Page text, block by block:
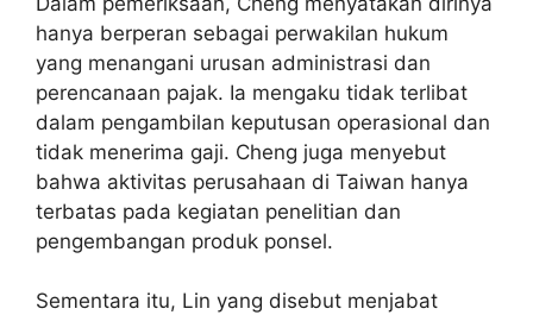
hanya berperan sebagai perwakilan hukum
yang menangani urusan administrasi dan
perencanaan pajak. Ia mengaku tidak terlibat
dalam pengambilan keputusan operasional dan
tidak menerima gaji. Cheng juga menyebut
bahwa aktivitas perusahaan di Taiwan hanya
terbatas pada kegiatan penelitian dan
pengembangan produk ponsel.
Sementara itu, Lin yang disebut menjabat